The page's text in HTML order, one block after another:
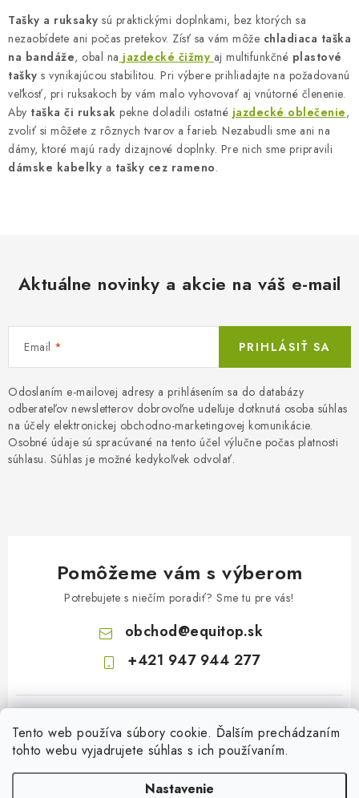
Tento web používa súbory cookie. Ďalším prechádzaním
tohto webu vyjadrujete súhlas s ich používaním.
Nastavenie
y
v
ý
p
i
s
u
Tašky a ruksaky sú praktickými doplnkami, bez ktorých sa
nezaobídete ani počas pretekov. Zísť sa vám môže chladiaca taška
na bandáže, obal na jazdecké čižmy aj multifunkčné plastové
tašky s vynikajúcou stabilitou. Pri výbere prihliadajte na požadovanú
veľkosť, pri ruksakoch by vám malo vyhovovať aj vnútorné členenie.
Aby taška či ruksak pekne doladili ostatné jazdecké oblečenie,
zvoliť si môžete z rôznych tvarov a farieb. Nezabudli sme ani na
dámy, ktoré majú rady dizajnové doplnky. Pre nich sme pripravili
dámske kabelky a tašky cez rameno.
Aktuálne novinky a akcie na váš e-mail
Email
Odoslaním e-mailovej adresy a prihlásením sa do databázy
odberateľov newsletterov dobrovoľne udeľuje dotknutá osoba súhlas
na účely elektronickej obchodno-marketingovej komunikácie.
Osobné údaje sú spracúvané na tento účel výlučne počas platnosti
súhlasu. Súhlas je možné kedykoľvek odvolať.
PRIHLÁSIŤ SA
Pomôžeme vám s výberom
Potrebujete s niečím poradiť? Sme tu pre vás!
obchod@equitop.sk
+421 947 944 277